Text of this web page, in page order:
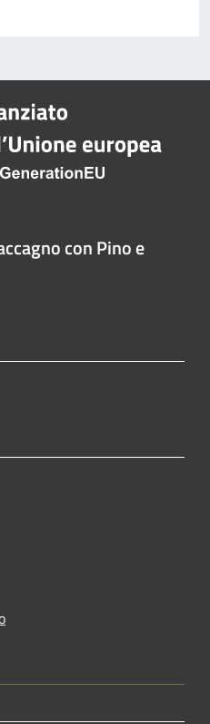
con Pino e